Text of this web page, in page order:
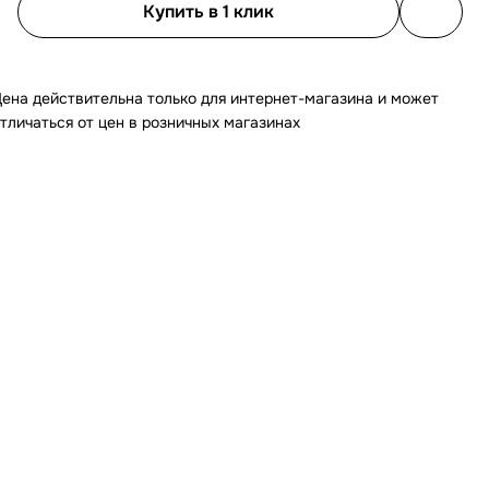
Купить в 1 клик
действительна только для интернет-магазина и может
от цен в розничных магазинах